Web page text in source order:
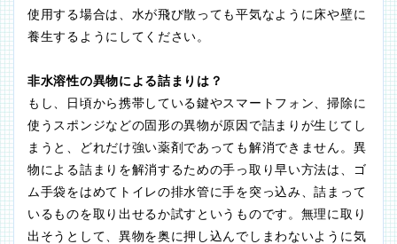
使用する場合は、水が飛び散っても平気なように床や壁に
養生するようにしてください。
非水溶性の異物による詰まりは？
もし、日頃から携帯している鍵やスマートフォン、掃除に
使うスポンジなどの固形の異物が原因で詰まりが生じてし
まうと、どれだけ強い薬剤であっても解消できません。異
物による詰まりを解消するための手っ取り早い方法は、ゴ
ム手袋をはめてトイレの排水管に手を突っ込み、詰まって
いるものを取り出せるか試すというものです。無理に取り
出そうとして、異物を奥に押し込んでしまわないように気